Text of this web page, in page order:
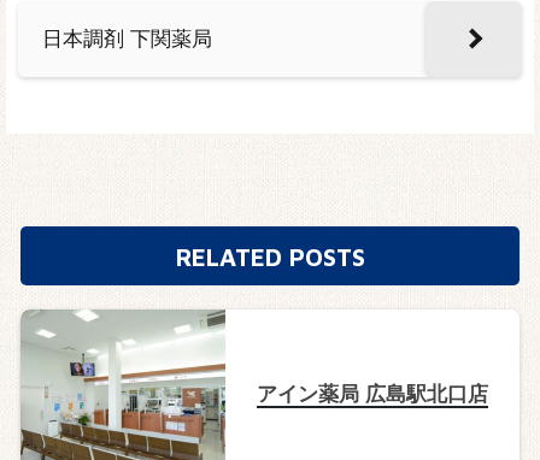
日本調剤 下関薬局
RELATED POSTS
アイン薬局 広島駅北口店